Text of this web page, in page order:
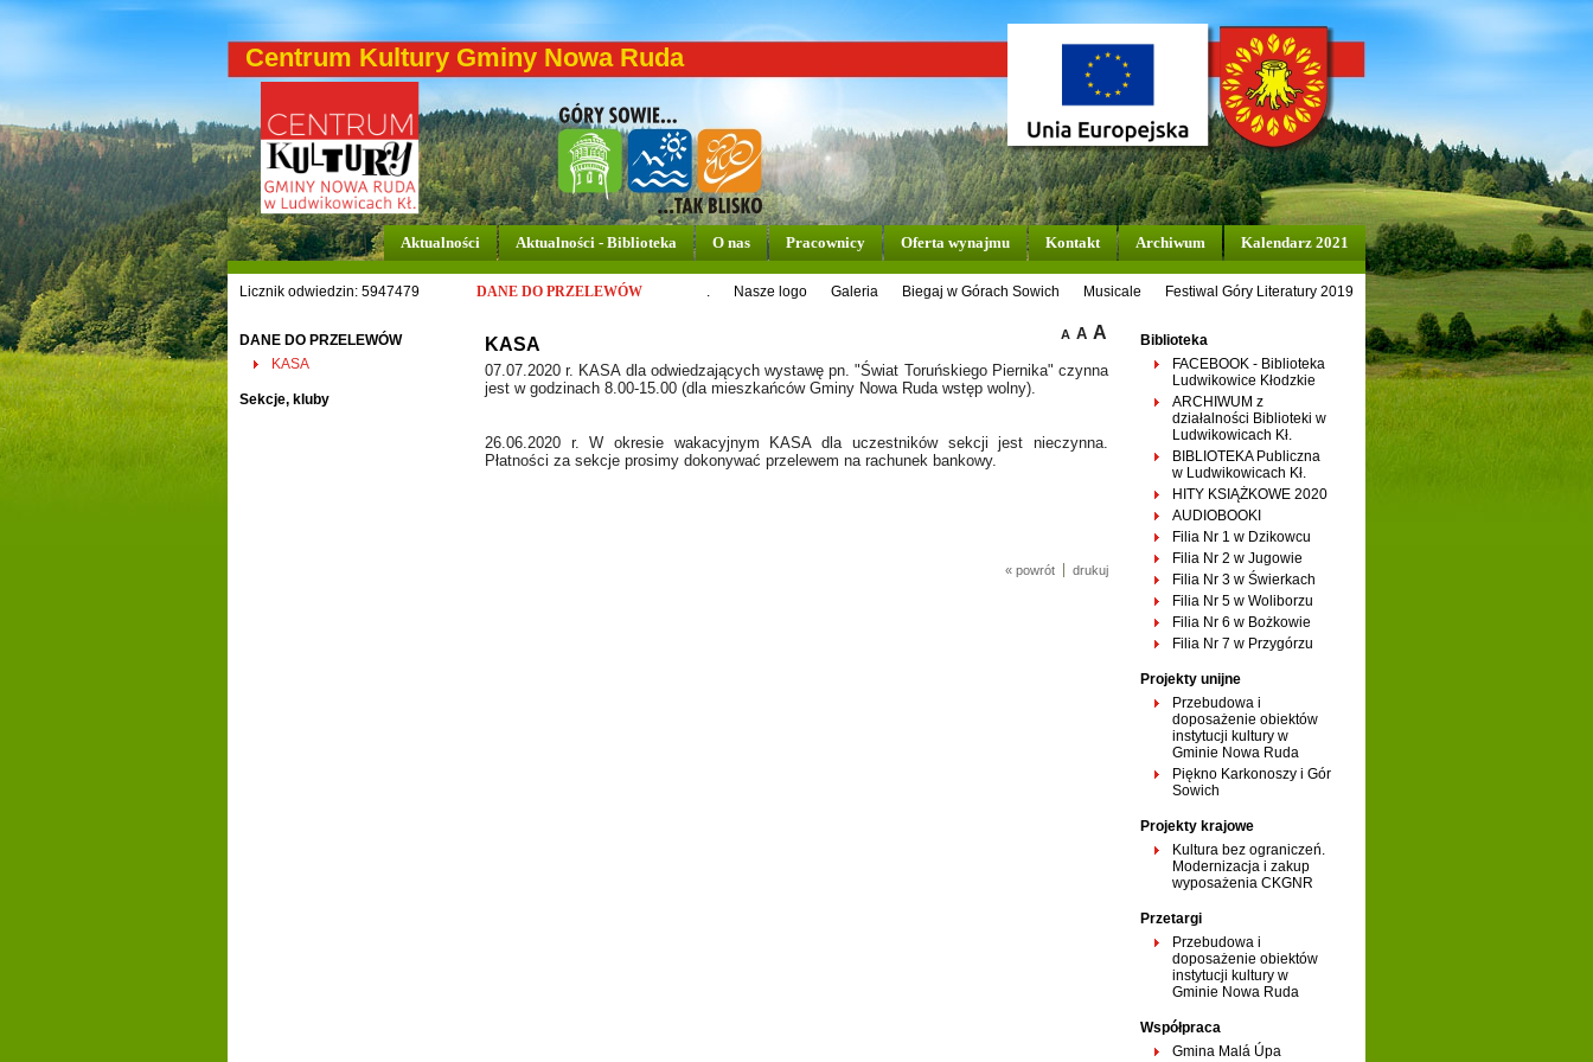
Centrum Kultury Gminy Nowa Ruda
Aktualności Aktualności - Biblioteka O nas Pracownicy Oferta wynajmu Kontakt Archiwum Kalendarz 2021
Licznik odwiedzin: 5947479 . Nasze logo Galeria Biegaj w Górach Sowich Musicale Festiwal Góry Literatury 2019
DANE DO PRZELEWÓW
Biblioteka
FACEBOOK - Biblioteka
Ludwikowice Kłodzkie
ARCHIWUM z
działalności Biblioteki w
Ludwikowicach Kł.
BIBLIOTEKA Publiczna
w Ludwikowicach Kł.
HITY KSIĄŻKOWE 2020
AUDIOBOOKI
Filia Nr 1 w Dzikowcu
Filia Nr 2 w Jugowie
Filia Nr 3 w Świerkach
Filia Nr 5 w Woliborzu
Filia Nr 6 w Bożkowie
Filia Nr 7 w Przygórzu
Projekty unijne
Przebudowa i
doposażenie obiektów
instytucji kultury w
Gminie Nowa Ruda
Piękno Karkonoszy i Gór
Sowich
Projekty krajowe
Kultura bez ograniczeń.
Modernizacja i zakup
wyposażenia CKGNR
Przetargi
Przebudowa i
doposażenie obiektów
instytucji kultury w
Gminie Nowa Ruda
Współpraca
Gmina Malá Úpa
DANE DO PRZELEWÓW
KASA
Sekcje, kluby
A A A
KASA
07.07.2020 r. KASA dla odwiedzających wystawę pn. "Świat Toruńskiego Piernika" czynna
jest w godzinach 8.00-15.00 (dla mieszkańców Gminy Nowa Ruda wstęp wolny).
26.06.2020 r. W okresie wakacyjnym KASA dla uczestników sekcji jest nieczynna.
Płatności za sekcje prosimy dokonywać przelewem na rachunek bankowy.
drukuj
« powrót